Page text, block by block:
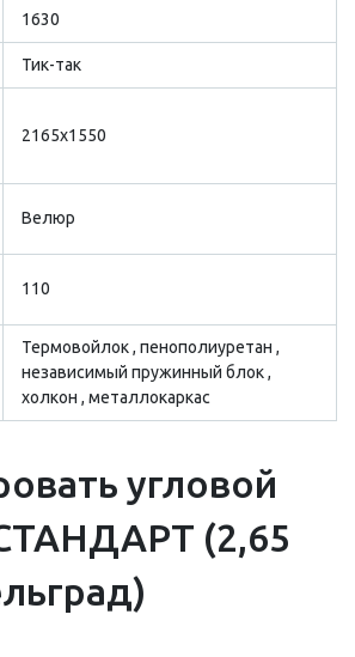
1630
Тик-так
2165х1550
Велюр
110
Термовойлок , пенополиуретан ,
независимый пружинный блок ,
холкон , металлокаркас
угловой
(2,65